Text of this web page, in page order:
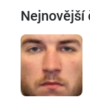
Nejnovější